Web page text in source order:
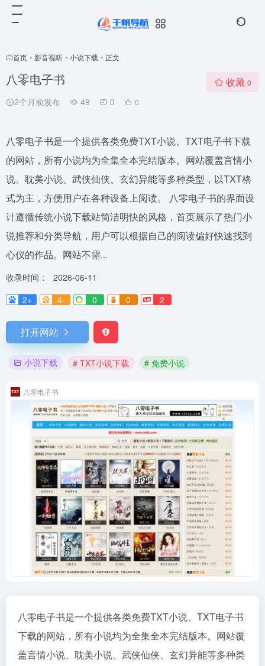
首页 • 影音视听 • 小说下载 • 正文
八零电子书
2个月前发布 49 0 0
收藏 0
八零电子书是一个提供各类免费TXT小说、TXT电子书下载
的网站，所有小说均为全集全本完结版本。网站覆盖言情小
说、耽美小说、武侠仙侠、玄幻异能等多种类型，以TXT格
式为主，方便用户在各种设备上阅读。 八零电子书的界面设
计遵循传统小说下载站简洁明快的风格，首页展示了热门小
说推荐和分类导航，用户可以根据自己的阅读偏好快速找到
心仪的作品。网站不需...
收录时间：
2026-06-11
2+
4- 0 0 2
打开网站
小说下载 # TXT小说下载 # 免费小说
八零电子书
八零电子书是一个提供各类免费TXT小说、TXT电子书
下载的网站，所有小说均为全集全本完结版本。网站覆
盖言情小说、耽美小说、武侠仙侠、玄幻异能等多种类